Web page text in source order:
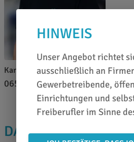
Karl Lieberz
0651 46 27 79 80
DAS PASST DAZU
HINWEIS
Unser Angebot richtet
ausschließlich an
Gewerbetreibende,
Einrichtungen und
Freiberufler im Sinne